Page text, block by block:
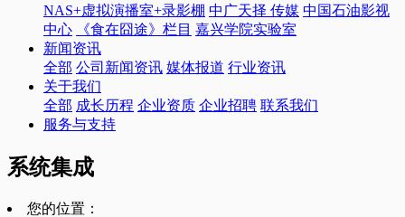
NAS+虚拟演播室+录影棚 中广天择 传媒 中国石油影视
中心
《食在囧途》栏目 嘉兴学院实验室
新闻资讯
全部 公司新闻资讯 媒体报道 行业资讯
关于我们
全部 成长历程 企业资质 企业招聘 联系我们
服务与支持
系统集成
您的位置：